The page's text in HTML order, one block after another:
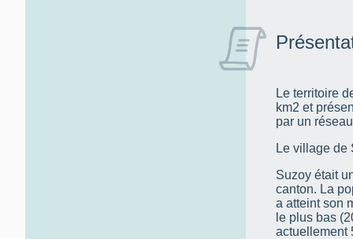
Le territoire
km2 et
par un
Le village de
Suzoy était
canton. La
a atteint son
le plus bas
actuellement